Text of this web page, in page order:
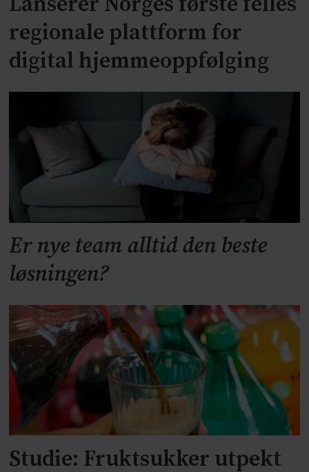
regionale plattform for
digital hjemmeoppfølging
Er nye team alltid den beste
løsningen?
Studie: Fruktsukker utpekt